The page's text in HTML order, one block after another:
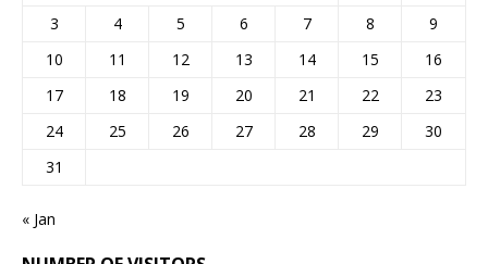
3
4 5 6 7 8
9
10
11 12 13 14 15
16
17
18 19 20 21 22
23
24
25 26 27 28 29
30
31
« Jan